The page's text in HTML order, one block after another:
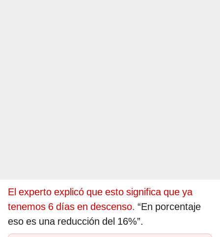
El experto explicó que esto significa que ya
tenemos 6 días en descenso. “En porcentaje
eso es una reducción del 16%”.